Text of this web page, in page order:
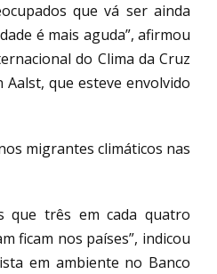
que vá ser ainda
é mais aguda”, afirmou
do Clima da Cruz
que esteve envolvido
migrantes climáticos nas
que três em cada quatro
ficam nos países”, indicou
em ambiente no Banco